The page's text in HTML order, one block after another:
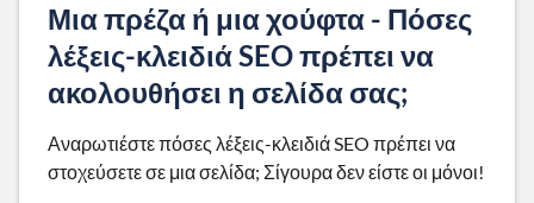
Μια πρέζα ή μια χούφτα - Πόσες
λέξεις-κλειδιά SEO πρέπει να
ακολουθήσει η σελίδα σας;
Αναρωτιέστε πόσες λέξεις-κλειδιά SEO πρέπει να
στοχεύσετε σε μια σελίδα; Σίγουρα δεν είστε οι μόνοι!